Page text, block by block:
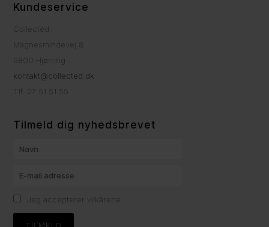
Kundeservice
Collected
Magnesmindevej 8
9800 Hjørring
kontakt@collected.dk
Tlf. 27 51 51 55
Tilmeld dig nyhedsbrevet
Jeg accepterer vilkårene